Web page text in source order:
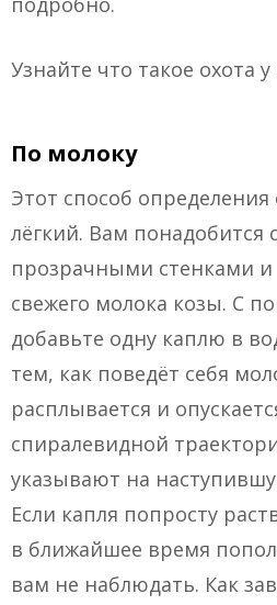
Узнайте что такое охота
По молоку
Этот способ определения
лёгкий. Вам понадобится
прозрачными стенками и
свежего молока козы. С
добавьте одну каплю в
тем, как поведёт себя
расплывается и
спиралевидной
указывают на
Если капля попросту
в ближайшее время
вам не наблюдать. Как